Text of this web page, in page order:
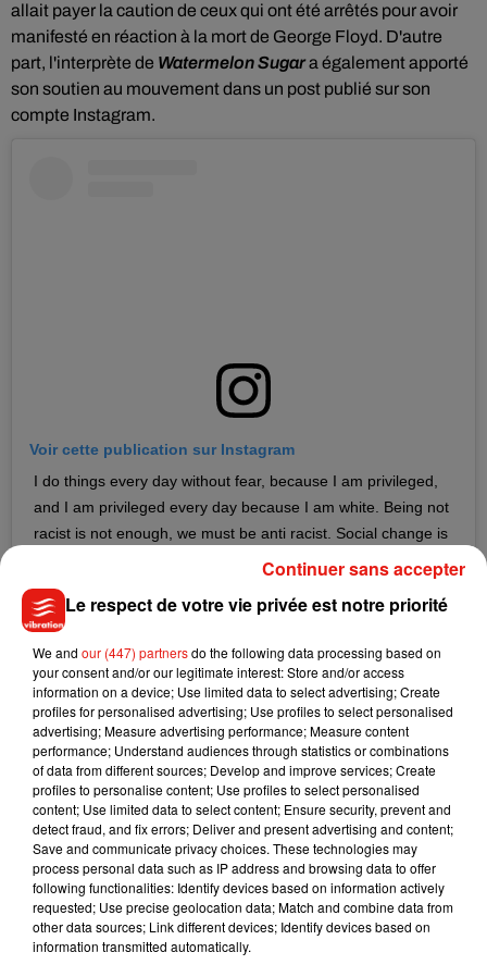
allait payer la caution de ceux qui ont été arrêtés pour avoir
manifesté en réaction à la mort de George Floyd. D'autre
part, l'interprète de Watermelon Sugara également apporté
son soutien au mouvement dans un post publié sur son
compte Instagram.
Voir cette publication sur Instagram
I do things every day without fear, because I am privileged,
and I am privileged every day because I am white. Being not
racist is not enough, we must be anti racist. Social change is
enacted when a society mobilizes. I stand in solidarity with all
of those protesting. I’m donating to help post bail for arrested
organizers. Look inwards, educate yourself and others.
LISTEN, READ, SHARE, DONATE and VOTE. ENOUGH IS
ENOUGH. BLACK LIVES MATTER.
Une publication partagée par @harrystyles le30 Mai 2020 à 12 :03 PDT
"Trop c'est trop"
"Je fais des choses chaque jour sans ressentir de peur, parce
que je suis privilégié, et je suis chaque jour privilégié parce
que je suis blanc. Ne pas être raciste n’est pas suffisant, nous
devons être anti-racistes. Les changements sociaux se
concrétisent lorsque la société se mobilise. Je suis solidaire
de tous les manifestants. Je donne pour aider à payer les
Le respect de votre vie privée est notre priorité
We and our (447) partnersdo the following data processing based on
your consent and/or our legitimate interest: Store and/or access
information on a device; Use limited data to select advertising; Create
profiles for personalised advertising; Use profiles to select personalised
advertising; Measure advertising performance; Measure content
performance; Understand audiences through statistics or combinations
of data from different sources; Develop and improve services; Create
profiles to personalise content; Use profiles to select personalised
content; Use limited data to select content; Ensure security, prevent and
detect fraud, and fix errors; Deliver and present advertising and content;
Save and communicate privacy choices. These technologies may
process personal data such as IP address and browsing data to offer
following functionalities: Identify devices based on information actively
requested; Use precise geolocation data; Match and combine data from
other data sources; Link different devices; Identify devices based on
information transmitted automatically.
Continuer sans accepter